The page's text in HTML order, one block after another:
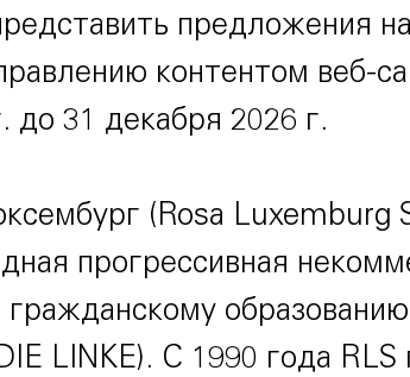
предложения
контентом веб-
до 31 декабря 2026 г.
(Rosa Luxemburg
прогрессивная
гражданскому
LINKE). С 1990 года